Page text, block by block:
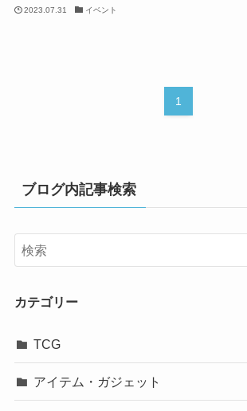
2023.07.31 イベント
1
ブログ内記事検索
カテゴリー
TCG
アイテム・ガジェット